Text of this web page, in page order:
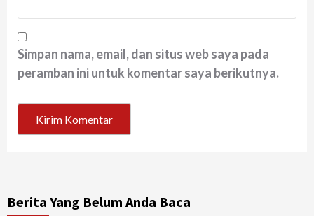
Simpan nama, email, dan situs web saya pada
peramban ini untuk komentar saya berikutnya.
Berita Yang Belum Anda Baca